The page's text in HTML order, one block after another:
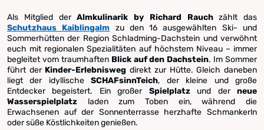
Als Mitglied derAlmkulinarik by Richard Rauchzählt das
Schutzhaus Kaiblingalm zu den 16 ausgewählten Ski- und
Sommerhütten der Region Schladming-Dachstein und verwöhnt
euch mit regionalen Spezialitäten auf höchstem Niveau – immer
begleitet vom traumhaften Blick auf den Dachstein. Im Sommer
führt der Kinder-Erlebnisweg direkt zur Hütte. Gleich daneben
liegt der idyllischeSCHAFsinnTeich, der kleine und große
Entdecker begeistert. Ein großer Spielplatz und derneue
Wasserspielplatz laden zum Toben ein, während die
Erwachsenen auf der Sonnenterrasse herzhafte Schmankerln
oder süße Köstlichkeiten genießen.